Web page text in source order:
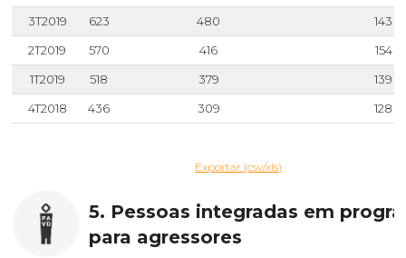
3T2019
623 480
143
2T2019
570 416
154
1T2019
518 379
139
4T2018
436 309 128
Exportar (csv/xls)
5. Pessoas integradas em
para agressores